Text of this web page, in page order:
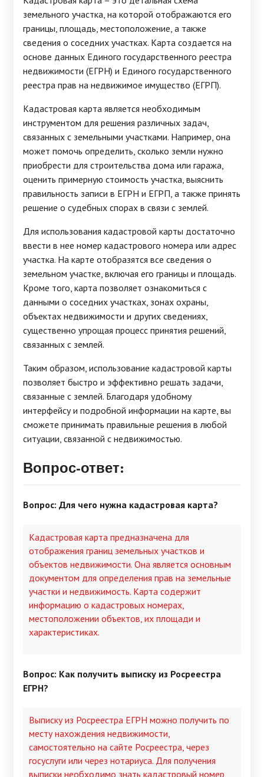
земельного участка, на которой отображаются его
границы, площадь, местоположение, а также
сведения о соседних участках. Карта создается на
основе данных Единого государственного реестра
недвижимости (ЕГРН) и Единого государственного
реестра прав на недвижимое имущество (ЕГРП).
Кадастровая карта является необходимым
инструментом для решения различных задач,
связанных с земельными участками. Например, она
может помочь определить, сколько земли нужно
приобрести для строительства дома или гаража,
оценить примерную стоимость участка, выяснить
правильность записи в ЕГРН и ЕГРП, а также принять
решение о судебных спорах в связи с землей.
Для использования кадастровой карты достаточно
ввести в нее номер кадастрового номера или адрес
участка. На карте отобразятся все сведения о
земельном участке, включая его границы и площадь.
Кроме того, карта позволяет ознакомиться с
данными о соседних участках, зонах охраны,
объектах недвижимости и других сведениях,
существенно упрощая процесс принятия решений,
связанных с землей.
Таким образом, использование кадастровой карты
позволяет быстро и эффективно решать задачи,
связанные с землей. Благодаря удобному
интерфейсу и подробной информации на карте, вы
сможете принимать правильные решения в любой
ситуации, связанной с недвижимостью.
Вопрос-ответ:
Вопрос: Для чего нужна кадастровая карта?
Кадастровая карта предназначена для
отображения границ земельных участков и
объектов недвижимости. Она является основным
документом для определения прав на земельные
участки и недвижимость. Карта содержит
информацию о кадастровых номерах,
местоположении объектов, их площади и
характеристиках.
Вопрос: Как получить выписку из Росреестра
ЕГРН?
Выписку из Росреестра ЕГРН можно получить по
месту нахождения недвижимости,
самостоятельно на сайте Росреестра, через
госуслуги или через нотариуса. Для получения
выписки необходимо знать кадастровый номер